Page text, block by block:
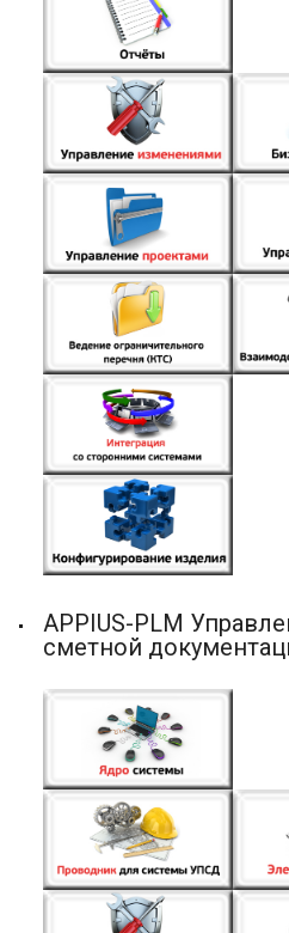
APPIUS-PLM
сметной